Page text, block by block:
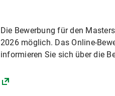
Die Bewerbung für den
2026 möglich. Das Online-
informieren Sie sich über die